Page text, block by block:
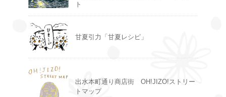
ト
甘夏引力「甘夏レシピ」
出水本町通り商店街 OH!JIZO!ストリー
トマップ